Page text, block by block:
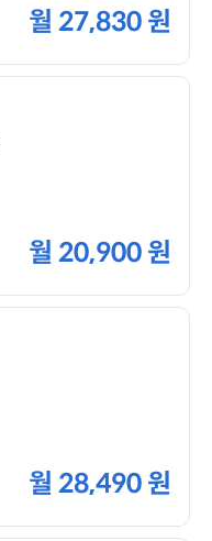
월 27,830 원
월 20,900 원
월 28,490 원